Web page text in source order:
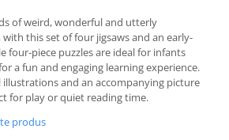
of weird, wonderful and utterly
this set of four jigsaws and an early-
four-piece puzzles are ideal for infants
a fun and engaging learning experience.
illustrations and an accompanying picture
for play or quiet reading time.
produs